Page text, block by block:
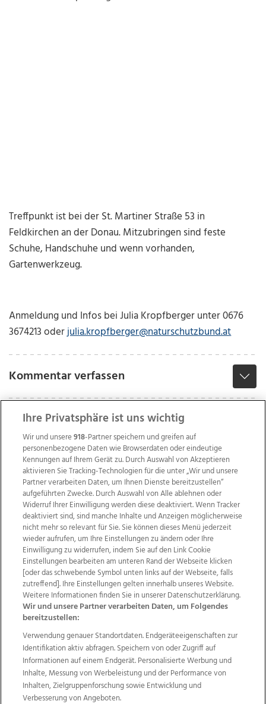
Treffpunkt ist bei der St. Martiner Straße 53 in
Feldkirchen an der Donau. Mitzubringen sind feste
Schuhe, Handschuhe und wenn vorhanden,
Gartenwerkzeug.
Anmeldung und Infos bei Julia Kropfberger unter 0676
3674213 oderjulia.kropfberger@naturschutzbund.at
Kommentar verfassen
Wir über uns Mediadaten Kontakt
Jobs
Datenschutz
Impressum
AGB Anzeigekunden
AGB Website
Ehrenkodex Politische Werbung
Weitere Angebote des Medienhauses Wimmer
TV1 di-mog-i.at OÖNow
Ischler Woche
Life Radio
OÖNachrichten
OÖN Immobilien
OÖN Karriere
OÖN Reise
Promenaden Galerien
Regionaljobs
wasistlos.at wirtrauern.at
Ihre Privatsphäre ist uns wichtig
Wir und unsere918-Partner speichern und greifen auf
personenbezogene Daten wie Browserdaten oder eindeutige
Kennungen auf Ihrem Gerät zu. Durch Auswahl von Akzeptieren
aktivieren Sie Tracking-Technologien für die unter „Wir und unsere
Partner verarbeiten Daten, um Ihnen Dienste bereitzustellen“
aufgeführten Zwecke. Durch Auswahl von Alle ablehnen oder
Widerruf Ihrer Einwilligung werden diese deaktiviert. Wenn Tracker
deaktiviert sind, sind manche Inhalte und Anzeigen möglicherweise
nicht mehr so relevant für Sie. Sie können dieses Menü jederzeit
wieder aufrufen, um Ihre Einstellungen zu ändern oder Ihre
Einwilligung zu widerrufen, indem Sie auf den Link Cookie
Einstellungen bearbeiten am unteren Rand der Webseite klicken
[oder das schwebende Symbol unten links auf der Webseite, falls
zutreffend]. Ihre Einstellungen gelten innerhalb unseres Website.
Weitere Informationen finden Sie in unserer Datenschutzerklärung.
Wir und unsere Partner verarbeiten Daten, um Folgendes
bereitzustellen:
Verwendung genauer Standortdaten. Endgeräteeigenschaften zur
Identifikation aktiv abfragen. Speichern von oder Zugriff auf
Informationen auf einem Endgerät. Personalisierte Werbung und
Inhalte, Messung von Werbeleistung und der Performance von
Inhalten, Zielgruppenforschung sowie Entwicklung und
Verbesserung von Angeboten.